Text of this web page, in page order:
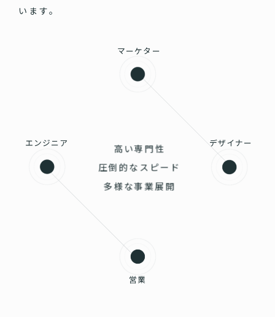
マーケター
デザイナー
営業
エンジニア
高い専門性
圧倒的なスピード
多様な事業展開
います。